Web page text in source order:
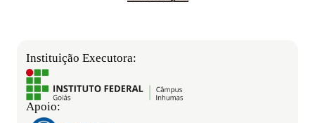
Instituição Executora:
Apoio: